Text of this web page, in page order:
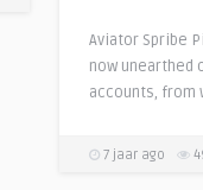
Aviator Spribe
now unearthed
accounts, from
7 jaar ago